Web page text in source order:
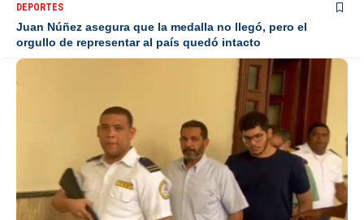
DEPORTES
Juan Núñez asegura que la medalla no llegó, pero el
orgullo de representar al país quedó intacto